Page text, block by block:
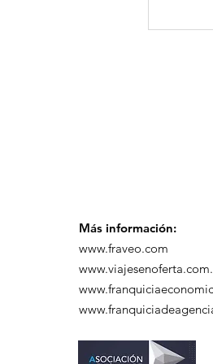
Más información:
www.fraveo.com